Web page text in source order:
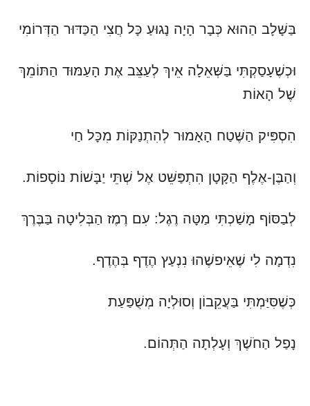
בַּשָּׁלָב הַהוּא כְּבָר הָיָה נָגוּעַ כָּל חֲצִי הַכַּדּוּר הַדְּרוֹמִי
וּכְשֶׁעָסַקְתִּי בַּשְּׁאֵלָה אֵיךְ לְעַצֵּב אֶת הָעַמּוּד הַתּוֹמֵךְ
שֶׁל הָאוֹת
הִסְפִּיק הַשֶּׁטַח הָאָמוּר לְהִתְנַקּוֹת מִכָּל חַי
וְהַבֶּן-אֶלֶף הַקָּטָן הִתְפַּשֵּׁט אֶל שְׁתֵּי יַבָּשׁוֹת נוֹסָפוֹת.
לְבַסּוֹף מָשַׁכְתִּי מַטָּה רֶגֶל: עִם רֶמֶז הַבְּלִיטָה בַּבֶּרֶךְ
נִדְמָה לִי שֶׁאֵיפשֶׁהוּ נִנְעַץ הֶדֶף בְּהֶדֶף.
כְּשֶׁסִּיַּמְתִּי בַּעֲקֵבוֹן וְסוּלְיָה מְשֻׁפַּעַת
נָפַל הַחֹשֶׁךְ וְעָלְתָה הַתְּהוֹם.